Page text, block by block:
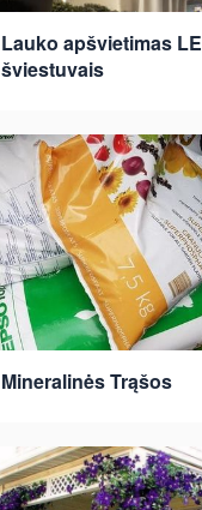
Lauko apšvietimas
šviestuvais
Mineralinės Trąšos